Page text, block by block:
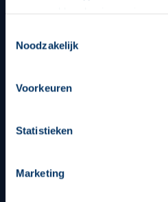
op een veilige en integere
beheren op de privacy- en
Noodzakelijk
Voorkeuren
Statistieken
Marketing